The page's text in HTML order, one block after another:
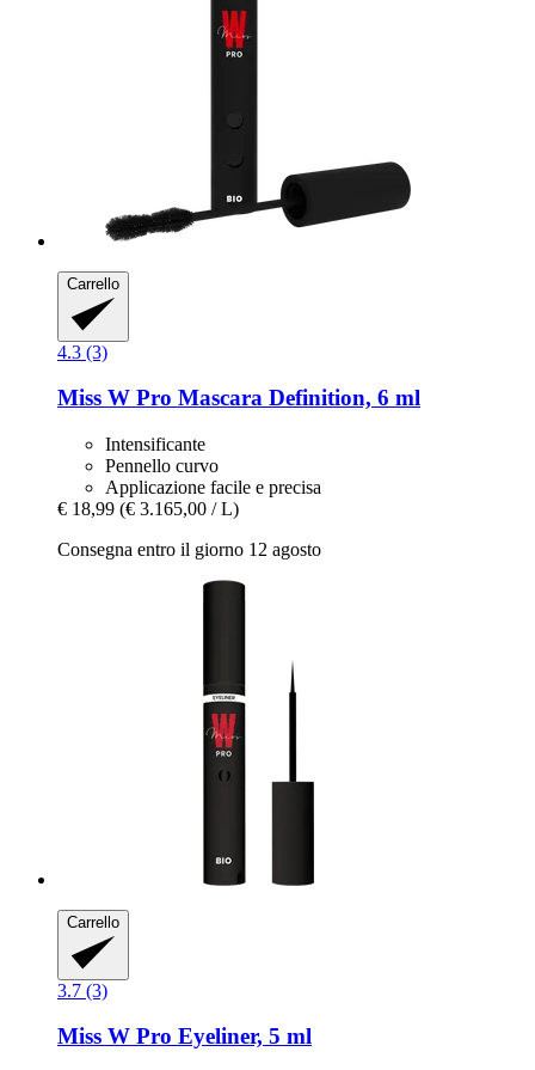
Carrello
4.3 (3)
Miss W Pro Mascara Definition, 6 ml
Intensificante
Pennello curvo
Applicazione facile e precisa
€ 18,99 (€ 3.165,00 / L)
Consegna entro il giorno 12 agosto
Carrello
3.7 (3)
Miss W Pro Eyeliner, 5 ml